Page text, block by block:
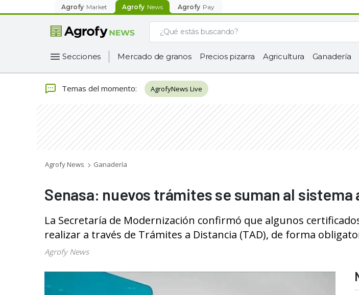
Agrofy Market Agrofy News Agrofy Pay
Secciones Mercado de granos Precios pizarra Agricultura Ganadería
Temas del momento: AgrofyNews Live
Agrofy News Ganadería
Senasa: nuevos trámites se suman al sistema
La Secretaría de Modernización confirmó que algunos
realizar a través de Trámites a Distancia (TAD), de forma
Agrofy News